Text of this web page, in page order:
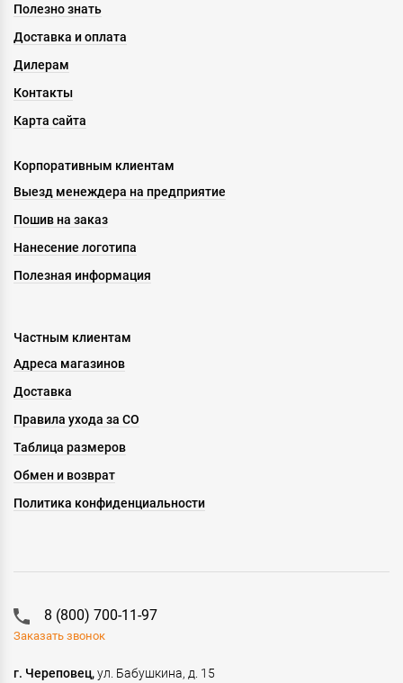
Полезно знать
Доставка и оплата
Дилерам
Контакты
Карта сайта
Корпоративным клиентам
Выезд менеждера на предприятие
Пошив на заказ
Нанесение логотипа
Полезная информация
Частным клиентам
Адреса магазинов
Доставка
Правила ухода за СО
Таблица размеров
Обмен и возврат
Политика конфиденциальности
8 (800) 700-11-97
Заказать звонок
г. Череповец,ул. Бабушкина, д. 15